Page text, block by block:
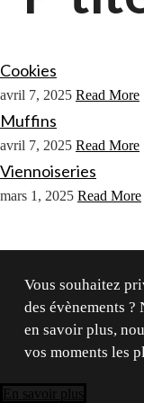
Cookies
avril 7, 2025 Read More
Muffins
avril 7, 2025 Read More
Viennoiseries
mars 1, 2025 Read More
Vous souhaitez
des évènements ?
en savoir plus,
vos moments les
En savoir plus